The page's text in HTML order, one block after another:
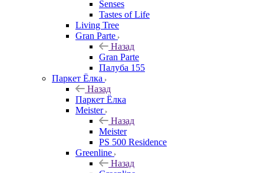
Senses
Tastes of Life
Living Tree
Gran Parte
Назад
Gran Parte
Палуба 155
Паркет Ёлка
Назад
Паркет Ёлка
Meister
Назад
Meister
PS 500 Residence
Greenline
Назад